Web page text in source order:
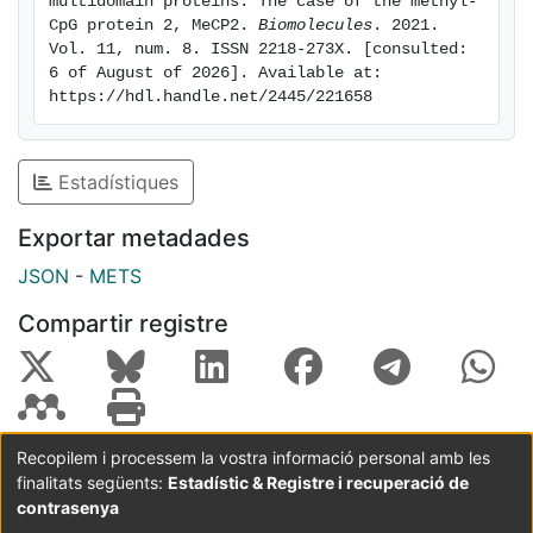
this stabilization effect, ruling out any artifactual result
from monitoring the unfolding MBD with a local
fluorescence probe (the single tryptophan in MBD) or
from driving the protein unfolding by temperature, we
have studied the MBD stability by differential scanning
calorimetry (reporting on the global unfolding
process) and chemical denaturation (altering
intramolecular interactions by a different mechanism
compared to thermal denaturation).
CpG protein 2, MeCP2. Biomolecules . 2021.
Vol. 11, num. 8. ISSN 2218-273X. [consulted:
6 of August of 2026]. Available at:
https://hdl.handle.net/2445/221658
Estadístiques
Exportar metadades
JSON - METS
Compartir registre
Coordinació:CRAI UB Avís legal
Metadades
subjectes a:
Recopilem i processem la vostra informació personal amb les
finalitats següents: Estadístic & Registre i recuperació de
contrasenya